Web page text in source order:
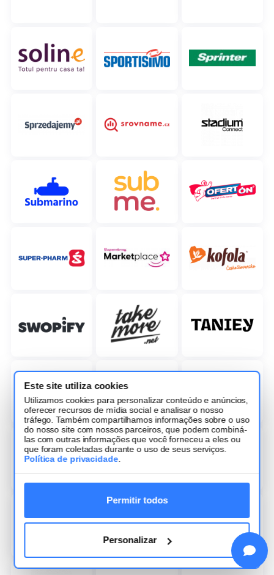
Este site utiliza cookies
Utilizamos cookies para personalizar conteúdo e anúncios,
oferecer recursos de mídia social e analisar o nosso
tráfego. Também compartilhamos informações sobre o uso
do nosso site com nossos parceiros, que podem combiná-
las com outras informações que você forneceu a eles ou
que foram coletadas durante o uso de seus serviços.
Política de privacidade
Permitir todos
Personalizar